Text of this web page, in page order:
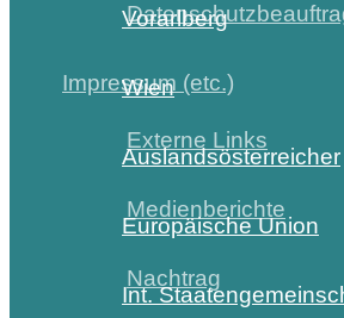
Impressum (etc.)
Externe Links
Medienberichte
Nachtrag
Vorarlberg
Wien
Auslandsösterreicher
Europäische Union
Int.